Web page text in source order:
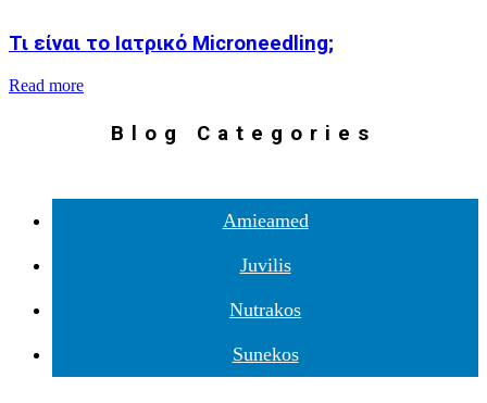
Τι είναι το Ιατρικό Microneedling;
Read more
Blog Categories
Amieamed
Juvilis
Nutrakos
Sunekos